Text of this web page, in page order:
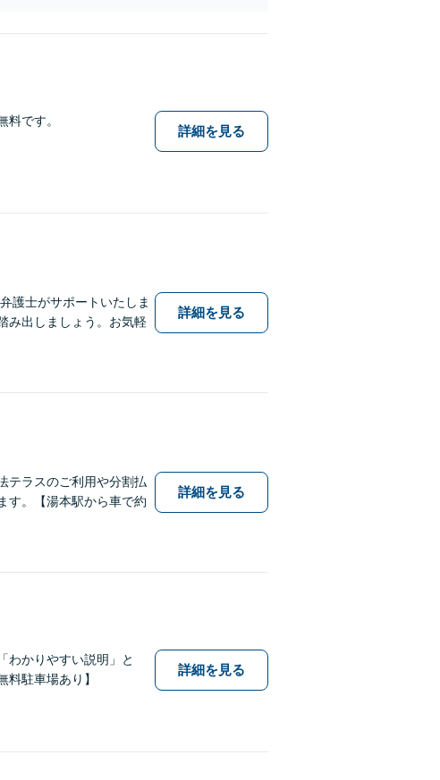
です。
詳細を見る
護士がサポートいたしま
み出しましょう。お気軽
詳細を見る
テラスのご利用や分割払
す。【湯本駅から車で約
詳細を見る
わかりやすい説明」と
駐車場あり】
詳細を見る